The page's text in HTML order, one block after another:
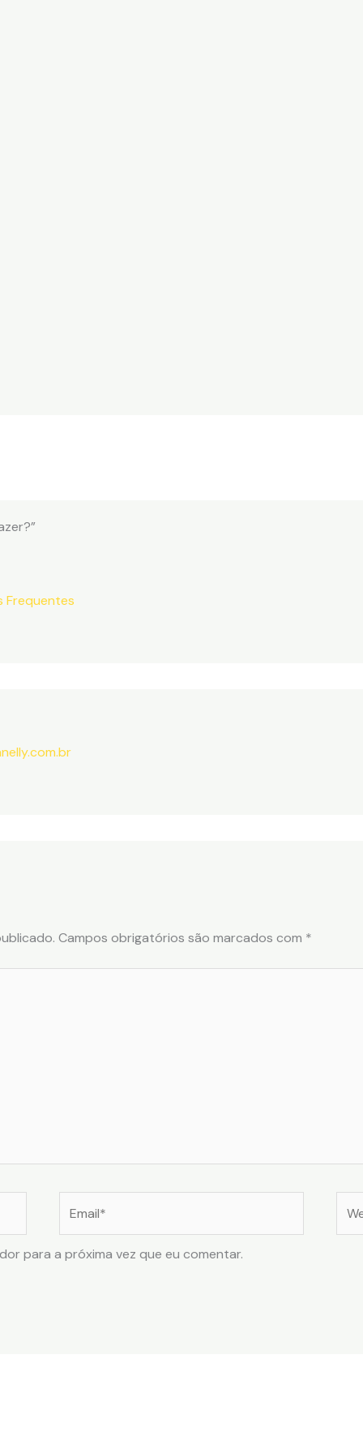
Frequentes
Campos obrigatórios são marcados com *
para a próxima vez que eu comentar.